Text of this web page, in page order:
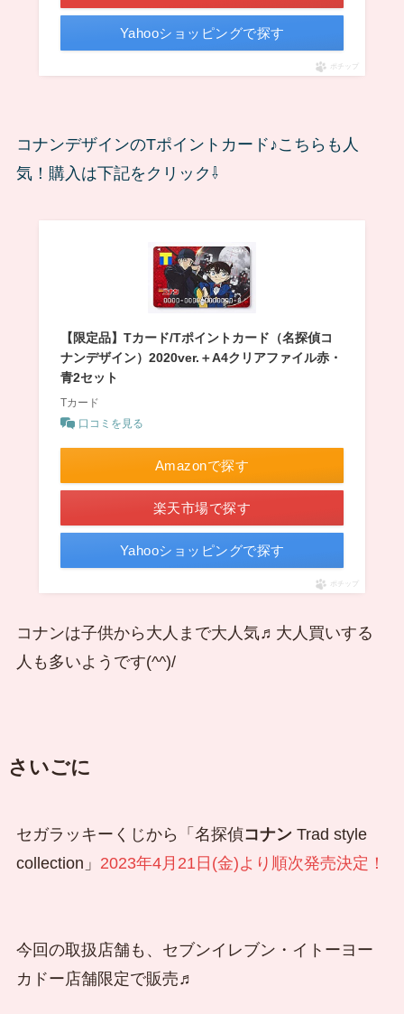
Yahooショッピングで探す
ポチップ
コナンデザインのTポイントカード♪こちらも人
気！購入は下記をクリック⇩
【限定品】Tカード/Tポイントカード（名探偵コ
ナンデザイン）2020ver.＋A4クリアファイル赤・
青2セット
Tカード
口コミを見る
Amazonで探す
楽天市場で探す
Yahooショッピングで探す
ポチップ
コナンは子供から大人まで大人気♬大人買いする
人も多いようです(^^)/
さいごに
セガラッキーくじから「名探偵コナンTrad style
collection」 2023年4月21日(金)より順次発売決定！
今回の取扱店舗も、セブンイレブン・イトーヨー
カドー店舗限定で販売♬